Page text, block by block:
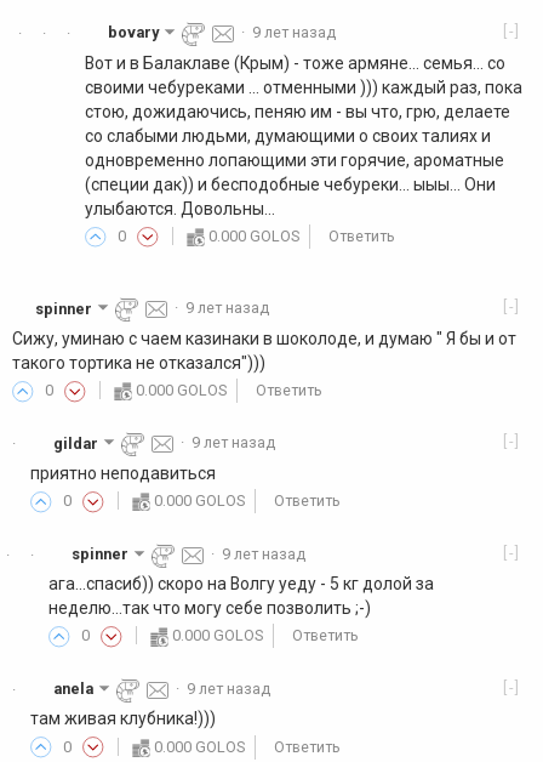
·
·
· [-]
bovary · 9 лет назад
Вот и в Балаклаве (Крым) - тоже армяне... семья... со
своими чебуреками ... отменными ))) каждый раз, пока
стою, дожидаючись, пеняю им - вы что, грю, делаете
со слабыми людьми, думающими о своих талиях и
одновременно лопающими эти горячие, ароматные
(специи дак)) и бесподобные чебуреки... ыыы... Они
улыбаются. Довольны...
0 0.000 GOLOS Ответить
[-]
spinner · 9 лет назад
Сижу, уминаю с чаем казинаки в шоколоде, и думаю " Я бы и от
такого тортика не отказался")))
0 0.000 GOLOS Ответить
· [-]
gildar · 9 лет назад
приятно неподавиться
0 0.000 GOLOS Ответить
·
· [-]
spinner · 9 лет назад
ага...спасиб)) скоро на Волгу уеду - 5 кг долой за
неделю...так что могу себе позволить ;-)
0 0.000 GOLOS Ответить
· [-]
anela · 9 лет назад
там живая клубника!)))
0 0.000 GOLOS Ответить